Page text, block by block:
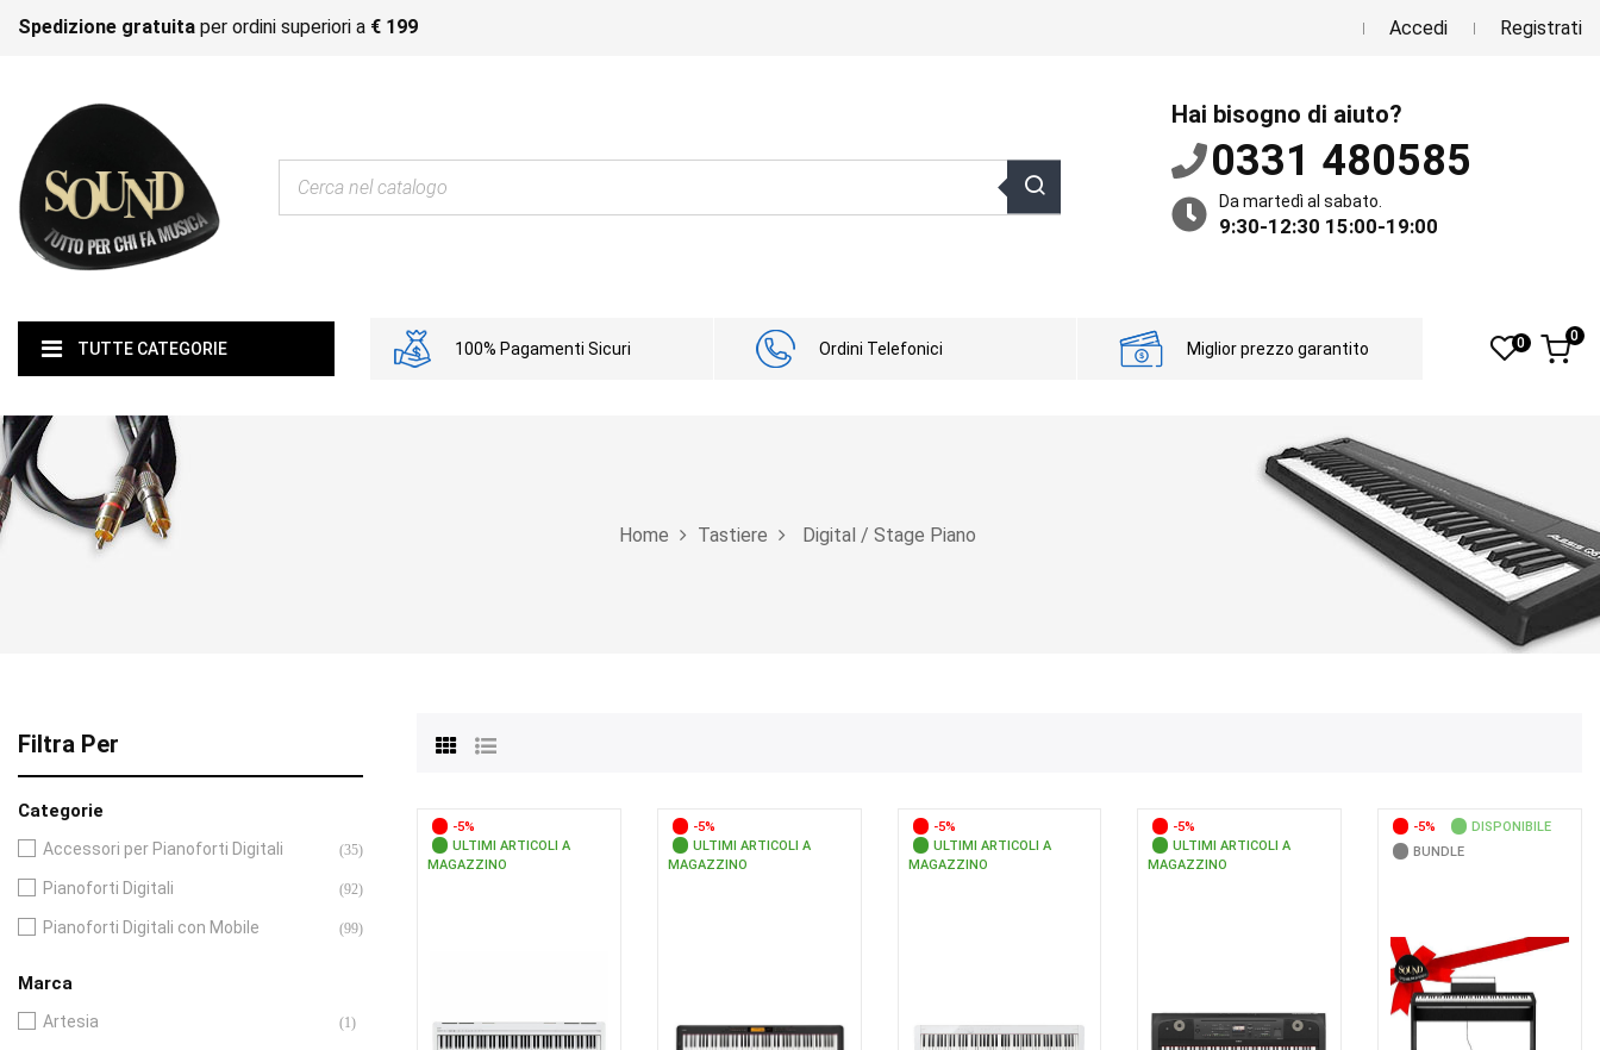
Spedizione gratuita per ordini superiori a € 199 Accedi Registrati
Hai bisogno di aiuto?
0331 480585
Da martedì al sabato.
9:30-12:30 15:00-19:00
TUTTE CATEGORIE 100% Pagamenti Sicuri Ordini Telefonici Miglior prezzo garantito 0 0
Home Tastiere Digital / Stage Piano
Filtra Per
Categorie
Accessori per Pianoforti Digitali (35)
Pianoforti Digitali (92)
Pianoforti Digitali con Mobile (99)
Marca
Artesia (1)
-5%
ULTIMI ARTICOLI A
MAGAZZINO
-5%
ULTIMI ARTICOLI A
MAGAZZINO
-5%
ULTIMI ARTICOLI A
MAGAZZINO
-5%
ULTIMI ARTICOLI A
MAGAZZINO
-5%
DISPONIBILE
BUNDLE